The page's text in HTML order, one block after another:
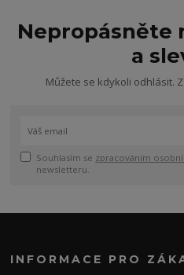
Nepropásněte
a
Můžete se kdykoli odhlásit.
Souhlasím se zpracováním
newsletteru.
INFORMACE PRO